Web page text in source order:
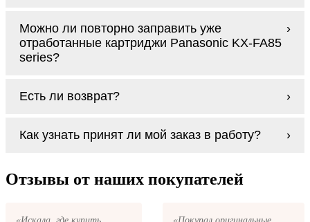
доставляем Вам картриджи Panasonic KX-
FA85 series
FA85 series наличными курьеру при
получении заказа.
Можно ли повторно заправить уже
отработанные картриджи Panasonic KX-FA85
series?
процесс проще, в случае с оригиналами
В любом случае вы можете заправить
картриджи Panasonic KX-FA85 series. У нас
любых моделей принтеров.
Есть ли возврат?
по какой-то причине вам не подошли, мы
Как узнать принят ли мой заказ в работу?
Panasonic KX-FA85 series на указанную
вами электронную почту придёт письмо с
Отзывы от наших покупателей